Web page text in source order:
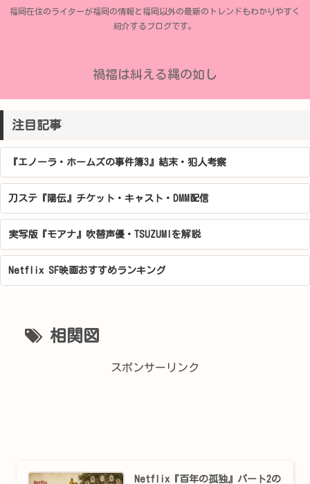
福岡在住のライターが福岡の情報と福岡以外の最新のトレンドもわかりやすく
紹介するブログです。
禍福は糾える縄の如し
注目記事
『エノーラ・ホームズの事件簿3』結末・犯人考察
刀ステ『陽伝』チケット・キャスト・DMM配信
実写版『モアナ』吹替声優・TSUZUMIを解説
Netflix SF映画おすすめランキング
相関図
スポンサーリンク
Netflix『百年の孤独』パート2の